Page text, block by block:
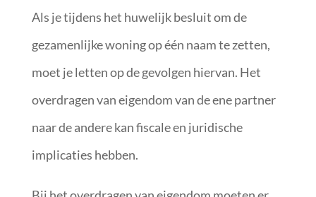
Als je tijdens het huwelijk besluit om de
gezamenlijke woning op één naam te zetten,
moet je letten op de gevolgen hiervan. Het
overdragen van eigendom van de ene partner
naar de andere kan fiscale en juridische
implicaties hebben.